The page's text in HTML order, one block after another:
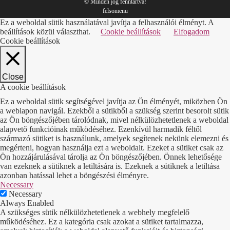
FacebookPinterest
© Minden jog fenntartva!
felsomenu
Ez a weboldal sütik használatával javítja a felhasználói élményt. A
beállítások közül választhat.
Cookie beállítások
Elfogadom
Cookie beállítások
Close
A cookie beállítások
Ez a weboldal sütik segítségével javítja az Ön élményét, miközben Ön
a weblapon navigál. Ezekből a sütikből a szükség szerint besorolt sütik
az Ön böngészőjében tárolódnak, mivel nélkülözhetetlenek a weboldal
alapvető funkcióinak működéséhez. Ezenkívül harmadik féltől
származó sütiket is használunk, amelyek segítenek nekünk elemezni és
megérteni, hogyan használja ezt a weboldalt. Ezeket a sütiket csak az
Ön hozzájárulásával tárolja az Ön böngészőjében. Önnek lehetősége
van ezeknek a sütiknek a letiltására is. Ezeknek a sütiknek a letiltása
azonban hatással lehet a böngészési élményre.
Necessary
Necessary
Always Enabled
A szükséges sütik nélkülözhetetlenek a webhely megfelelő
működéséhez. Ez a kategória csak azokat a sütiket tartalmazza,